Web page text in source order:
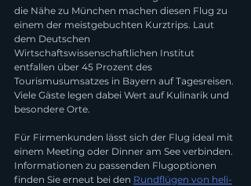
die Nähe zu München machen diesen Flug zu
einem der meistgebuchten Kurztrips. Laut
dem Deutschen
Wirtschaftswissenschaftlichen Institut
entfallen über 45 Prozent des
Tourismusumsatzes in Bayern auf Tagesreisen.
Viele Gäste legen dabei Wert auf Kulinarik und
besondere Orte.
Für Firmenkunden lässt sich der Flug ideal mit
einem Meeting oder Dinner am See verbinden.
Informationen zu passenden Flugoptionen
finden Sie erneut bei den Rundflügen von heli-